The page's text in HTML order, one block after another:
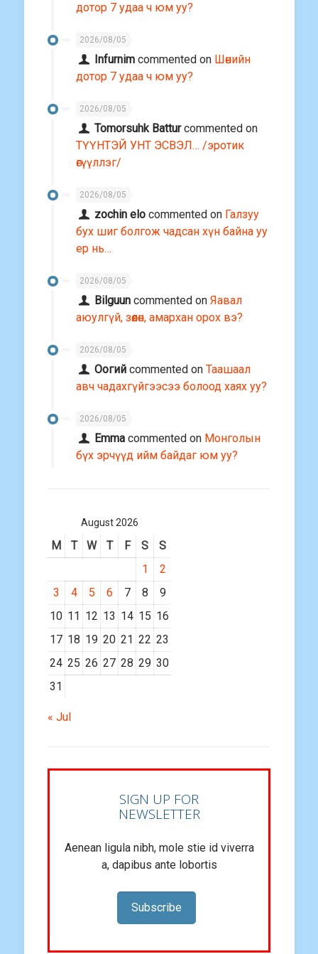
дотор 7 удаа ч юм уу?
2026/08/05
Infurnim commented on Шөнийн
дотор 7 удаа ч юм уу?
2026/08/05
Tomorsuhk Batturcommented on
ТҮҮНТЭЙ УНТ ЭСВЭЛ… /эротик
өгүүллэг/
2026/08/05
zochin elo commented on Галзуу
бух шиг болгож чадсан хүн байна уу
ер нь…
2026/08/05
Bilguun commented onЯавал
аюулгүй, зөөлөн, амархан орох вэ?
2026/08/05
Оогий commented onТаашаал
авч чадахгүйгээсээ болоод хаях уу?
2026/08/05
Emma commented on Монголын
бүх эрчүүд ийм байдаг юм уу?
August 2026
M T W T F S
S
1
2
3
4 5 6 7 8
9
10 11 12 13 14 15 16
17 18 19 20 21 22 23
24 25 26 27 28 29 30
31
« Jul
SIGN UP FOR
NEWSLETTER
Aenean ligula nibh, mole stie id viverra
a, dapibus ante lobortis
Subscribe